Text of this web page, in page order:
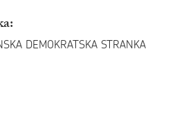
DEMOKRATSKA STRANKA